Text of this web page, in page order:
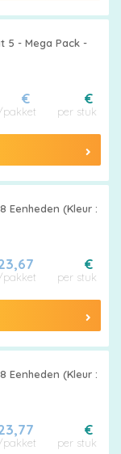
5 - Mega Pack -
€
per stuk
€
Eenheden (Kleur :
€
per stuk
Eenheden (Kleur :
€
per stuk